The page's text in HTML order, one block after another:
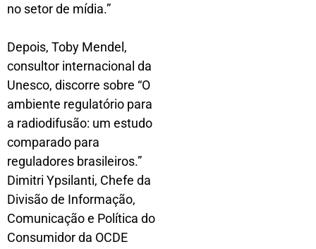
no setor de mídia.”
Depois, Toby Mendel,
consultor internacional da
Unesco, discorre sobre “O
ambiente regulatório para
a radiodifusão: um estudo
comparado para
reguladores brasileiros.”
Dimitri Ypsilanti, Chefe da
Divisão de Informação,
Comunicação e Política do
Consumidor da OCDE